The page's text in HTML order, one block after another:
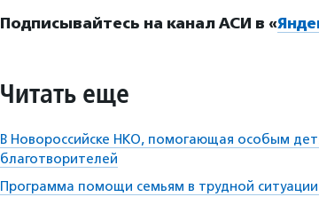
Подписывайтесь на канал АСИ в «
Читать еще
В Новороссийске НКО, помогающая особым
благотворителей
Программа помощи семьям в трудной